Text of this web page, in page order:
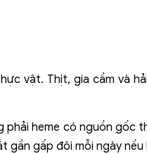
vật. Thịt, gia cầm và
heme có nguồn gốc
gần gấp đôi mỗi ngày